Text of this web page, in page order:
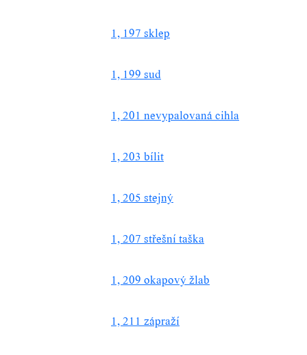
1, 197 sklep
1, 199 sud
1, 201 nevypalovaná cihla
1, 203 bílit
1, 205 stejný
1, 207 střešní taška
1, 209 okapový žlab
1, 211 zápraží